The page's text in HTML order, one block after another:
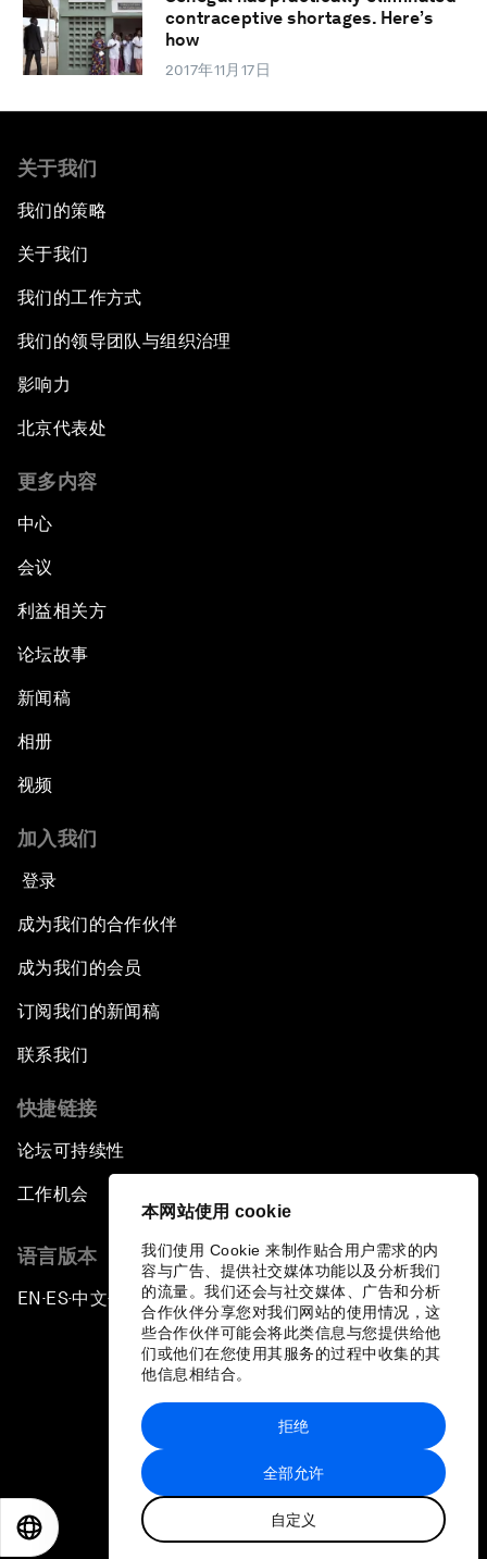
本网站使用 cookie
我们使用 Cookie 来制作贴合用户需求的内
容与广告、提供社交媒体功能以及分析我们
的流量。我们还会与社交媒体、广告和分析
合作伙伴分享您对我们网站的使用情况，这
些合作伙伴可能会将此类信息与您提供给他
们或他们在您使用其服务的过程中收集的其
他信息相结合。
全部允许
自定义
拒绝
contraceptive shortages. Here’s
how
2017年11月17日
关于我们
我们的策略
关于我们
我们的工作方式
我们的领导团队与组织治理
影响力
北京代表处
更多内容
中心
会议
利益相关方
论坛故事
新闻稿
相册
视频
加入我们
登录
成为我们的合作伙伴
成为我们的会员
订阅我们的新闻稿
联系我们
快捷链接
论坛可持续性
工作机会
语言版本
EN ▪ ES▪中文▪ 日本語
站点地图
世界经济论坛